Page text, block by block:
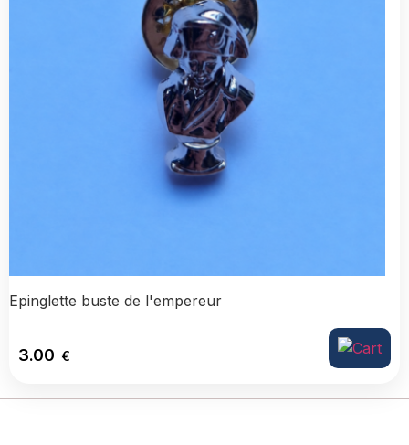
Epinglette buste de l'empereur
3.00 €